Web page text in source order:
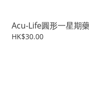
Acu-Life圓形一星期
HK$30.00